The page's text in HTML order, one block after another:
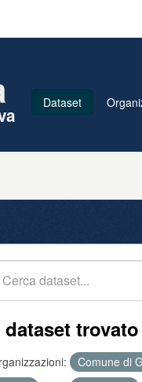
Dataset
dataset trovato
Comune di